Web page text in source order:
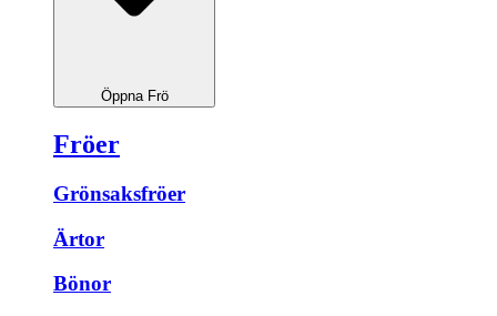
Öppna Frö
Fröer
Grönsaksfröer
Ärtor
Bönor